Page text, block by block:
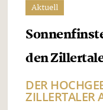
Aktuell
den
DER
ZILLERTALER